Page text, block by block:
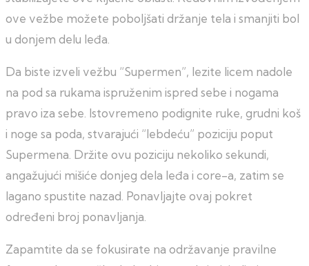
ove vežbe možete poboljšati držanje tela i smanjiti bol
u donjem delu leđa.
Da biste izveli vežbu “Supermen”, lezite licem nadole
na pod sa rukama ispruženim ispred sebe i nogama
pravo iza sebe. Istovremeno podignite ruke, grudni koš
i noge sa poda, stvarajući “lebdeću” poziciju poput
Supermena. Držite ovu poziciju nekoliko sekundi,
angažujući mišiće donjeg dela leđa i core-a, zatim se
lagano spustite nazad. Ponavljajte ovaj pokret
određeni broj ponavljanja.
Zapamtite da se fokusirate na održavanje pravilne